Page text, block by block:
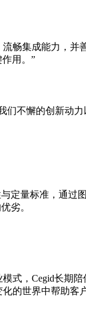
畅集成能力，并
用。”
们不懈的创新动
定量标准，通过
劣。
式，Cegid长期
的世界中帮助客